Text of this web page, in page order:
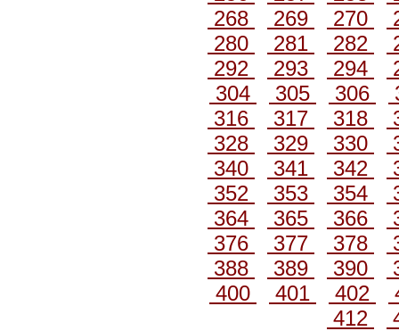
268
269 270
280
281 282
292
293 294
304
305 306
316
317 318
328
329 330
340
341 342
352
353 354
364
365 366
376
377 378
388
389 390
400
401 402
412